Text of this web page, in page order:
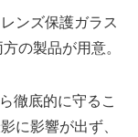
ンズ保護ガラス
の製品が用意。
徹底的に守るこ
に影響が出ず、